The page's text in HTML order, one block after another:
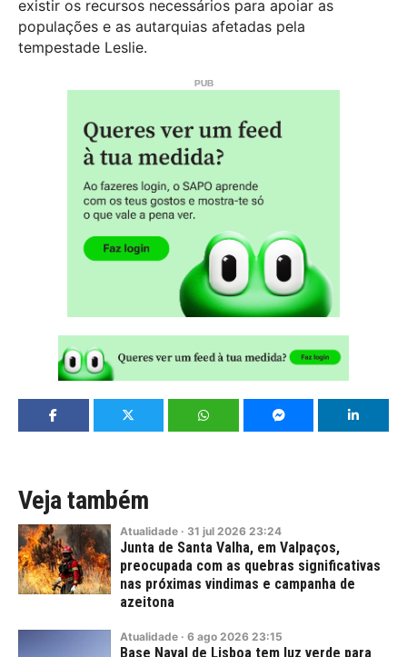
existir os recursos necessários para apoiar as
populações e as autarquias afetadas pela
tempestade Leslie.
Veja também
Atualidade · 31 jul 2026 23:24
Junta de Santa Valha, em Valpaços,
preocupada com as quebras significativas
nas próximas vindimas e campanha de
azeitona
Atualidade · 6 ago 2026 23:15
Base Naval de Lisboa tem luz verde para